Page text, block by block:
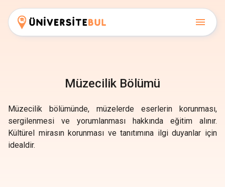
Müzecilik Bölümü
Müzecilik bölümünde, müzelerde eserlerin korunması,
sergilenmesi ve yorumlanması hakkında eğitim alınır.
Kültürel mirasın korunması ve tanıtımına ilgi duyanlar için
idealdir.